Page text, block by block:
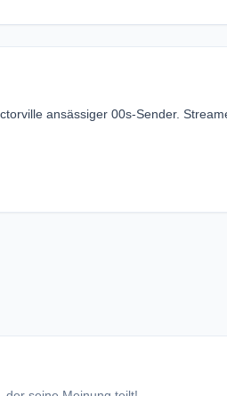
ansässiger 00s-Sender.